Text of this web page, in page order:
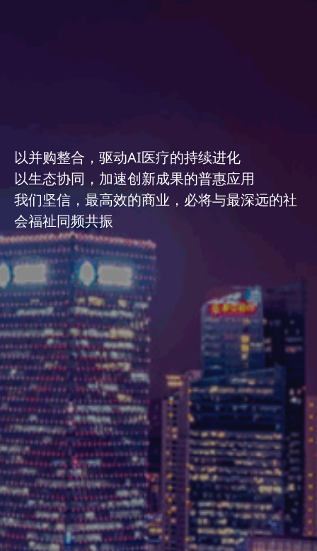
以并购整合，驱动AI医疗的持续进化
以生态协同，加速创新成果的普惠应用
我们坚信，最高效的商业，必将与最深远的社
会福祉同频共振